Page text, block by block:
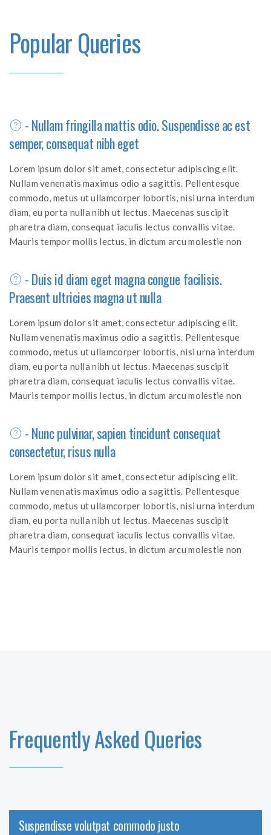
Popular Queries
- Nullam fringilla mattis odio. Suspendisse ac est
semper, consequat nibh eget
Lorem ipsum dolor sit amet, consectetur adipiscing elit.
Nullam venenatis maximus odio a sagittis. Pellentesque
commodo, metus ut ullamcorper lobortis, nisi urna interdum
diam, eu porta nulla nibh ut lectus. Maecenas suscipit
pharetra diam, consequat iaculis lectus convallis vitae.
Mauris tempor mollis lectus, in dictum arcu molestie non
- Duis id diam eget magna congue facilisis.
Praesent ultricies magna ut nulla
Lorem ipsum dolor sit amet, consectetur adipiscing elit.
Nullam venenatis maximus odio a sagittis. Pellentesque
commodo, metus ut ullamcorper lobortis, nisi urna interdum
diam, eu porta nulla nibh ut lectus. Maecenas suscipit
pharetra diam, consequat iaculis lectus convallis vitae.
Mauris tempor mollis lectus, in dictum arcu molestie non
- Nunc pulvinar, sapien tincidunt consequat
consectetur, risus nulla
Lorem ipsum dolor sit amet, consectetur adipiscing elit.
Nullam venenatis maximus odio a sagittis. Pellentesque
commodo, metus ut ullamcorper lobortis, nisi urna interdum
diam, eu porta nulla nibh ut lectus. Maecenas suscipit
pharetra diam, consequat iaculis lectus convallis vitae.
Mauris tempor mollis lectus, in dictum arcu molestie non
Frequently Asked Queries
Suspendisse volutpat commodo justo